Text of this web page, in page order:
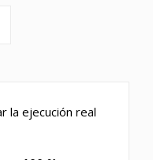
la ejecución real